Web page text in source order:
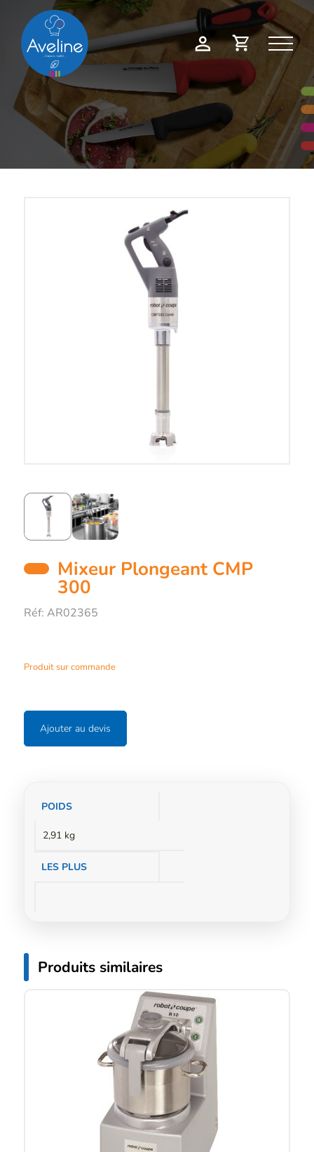
Mon
compte
Demande
devis
Mixeur Plongeant CMP
300
Réf: AR02365
Produit sur commande
Ajouter au devis
Informations
POIDS
2,91 kg
LES PLUS
Produits similaires
Panneau de gestion des cookies